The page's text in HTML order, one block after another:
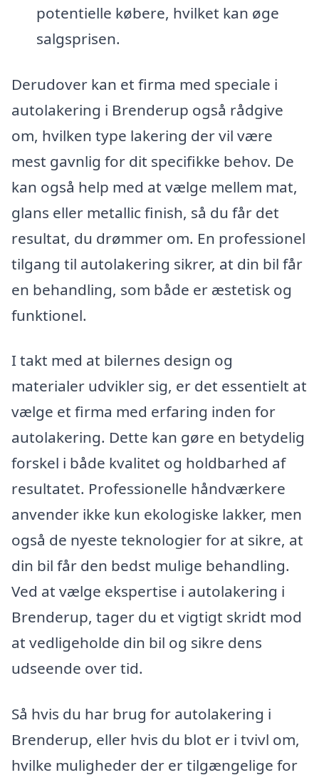
potentielle købere, hvilket kan øge
salgsprisen.
Derudover kan et firma med speciale i
autolakering i Brenderup også rådgive
om, hvilken type lakering der vil være
mest gavnlig for dit specifikke behov. De
kan også help med at vælge mellem mat,
glans eller metallic finish, så du får det
resultat, du drømmer om. En professionel
tilgang til autolakering sikrer, at din bil får
en behandling, som både er æstetisk og
funktionel.
I takt med at bilernes design og
materialer udvikler sig, er det essentielt at
vælge et firma med erfaring inden for
autolakering. Dette kan gøre en betydelig
forskel i både kvalitet og holdbarhed af
resultatet. Professionelle håndværkere
anvender ikke kun ekologiske lakker, men
også de nyeste teknologier for at sikre, at
din bil får den bedst mulige behandling.
Ved at vælge ekspertise i autolakering i
Brenderup, tager du et vigtigt skridt mod
at vedligeholde din bil og sikre dens
udseende over tid.
Så hvis du har brug for autolakering i
Brenderup, eller hvis du blot er i tvivl om,
hvilke muligheder der er tilgængelige for